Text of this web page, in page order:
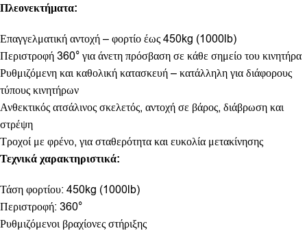
Πλεονεκτήματα:
Επαγγελματική αντοχή – φορτίο έως 450kg (1000lb)
Περιστροφή 360° για άνετη πρόσβαση σε κάθε σημείο του κινητήρα
Ρυθμιζόμενη και καθολική κατασκευή – κατάλληλη για διάφορους
τύπους κινητήρων
Ανθεκτικός ατσάλινος σκελετός, αντοχή σε βάρος, διάβρωση και
στρέψη
Τροχοί με φρένο, για σταθερότητα και ευκολία μετακίνησης
Τεχνικά χαρακτηριστικά:
Τάση φορτίου: 450kg (1000lb)
Περιστροφή: 360°
Ρυθμιζόμενοι βραχίονες στήριξης